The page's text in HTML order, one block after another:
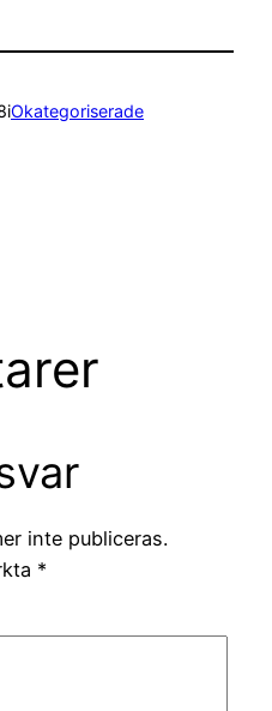
iOkategoriserade
inte publiceras.
*